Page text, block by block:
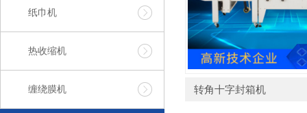
纸巾机
热收缩机
缠绕膜机 转角十字封箱机